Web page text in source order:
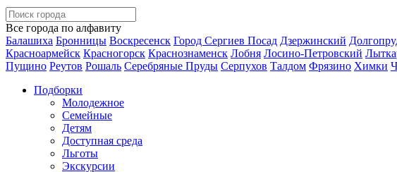
Все города по алфавиту
Балашиха Бронницы Воскресенск Город Сергиев Посад Дзержинский
Красноармейск Красногорск Краснознаменск Лобня Лосино-Петровский
Пущино Реутов Рошаль Серебряные Пруды Серпухов Талдом Фрязино Химки
Подборки
Молодежное
Семейные
Детям
Доступная среда
Льготы
Экскурсии